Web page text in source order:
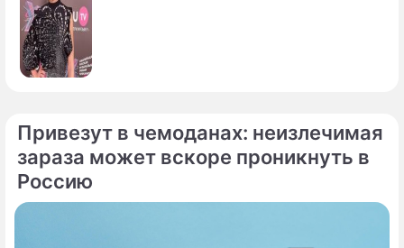
Привезут в чемоданах: неизлечимая
зараза может вскоре проникнуть в
Россию